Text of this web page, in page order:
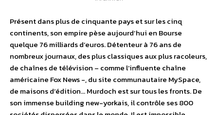
Présent dans plus de cinquante pays et sur les cinq
continents, son empire pèse aujourd’hui en Bourse
quelque 76 milliards d’euros. Détenteur à 76 ans de
nombreux journaux, des plus classiques aux plus racoleurs,
de chaînes de télévision – comme l’influente chaîne
américaine Fox News -, du site communautaire MySpace,
de maisons d’édition… Murdoch est sur tous les fronts. De
son immense building new-yorkais, il contrôle ses 800